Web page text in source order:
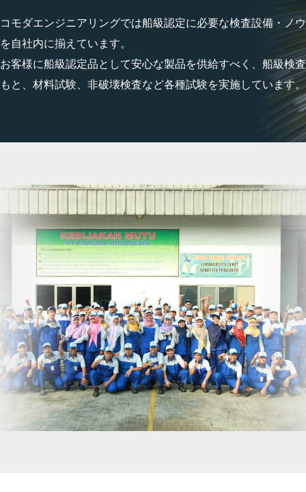
コモダエンジニアリングでは船級認定に必要な検査設備・ノ
を自社内に揃えています。
お客様に船級認定品として安心な製品を供給すべく、船級検
もと、材料試験、非破壊検査など各種試験を実施しています。